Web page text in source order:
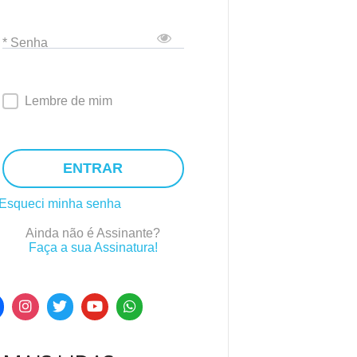
* Senha
Lembre de mim
ENTRAR
Esqueci minha senha
Ainda não é Assinante?
Faça a sua Assinatura!